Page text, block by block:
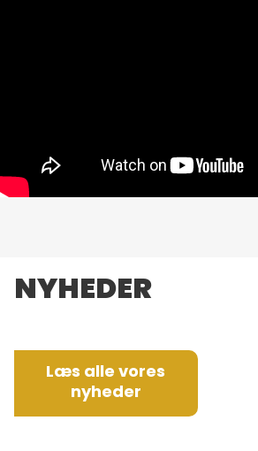
NYHEDER
Læs alle vores
nyheder